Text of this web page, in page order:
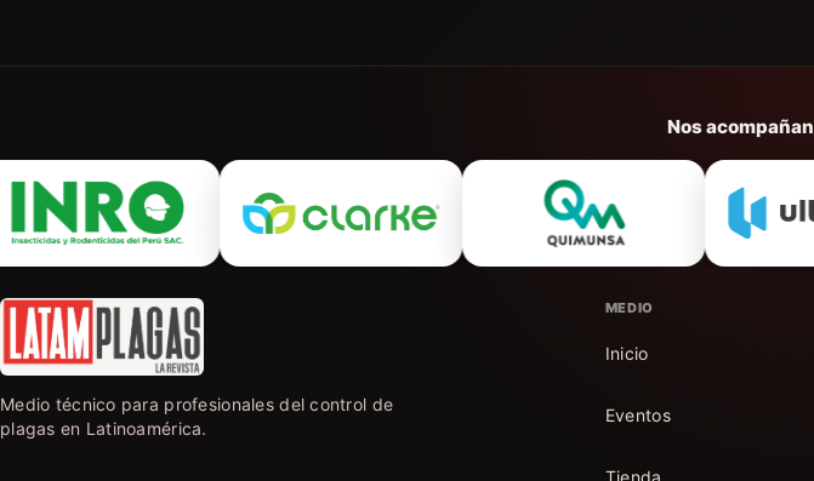
Nos acompañan
Medio técnico para profesionales del control de
plagas en Latinoamérica.
MEDIO
Inicio
Eventos